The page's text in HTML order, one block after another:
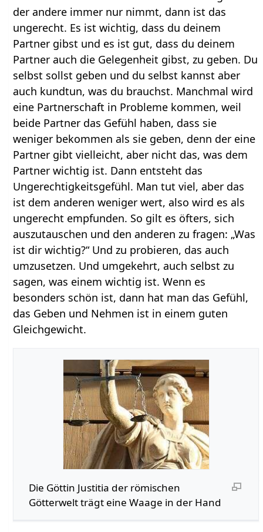
der andere immer nur nimmt, dann ist das
ungerecht. Es ist wichtig, dass du deinem
Partner gibst und es ist gut, dass du deinem
Partner auch die Gelegenheit gibst, zu geben. Du
selbst sollst geben und du selbst kannst aber
auch kundtun, was du brauchst. Manchmal wird
eine Partnerschaft in Probleme kommen, weil
beide Partner das Gefühl haben, dass sie
weniger bekommen als sie geben, denn der eine
Partner gibt vielleicht, aber nicht das, was dem
Partner wichtig ist. Dann entsteht das
Ungerechtigkeitsgefühl. Man tut viel, aber das
ist dem anderen weniger wert, also wird es als
ungerecht empfunden. So gilt es öfters, sich
auszutauschen und den anderen zu fragen: „Was
ist dir wichtig?“ Und zu probieren, das auch
umzusetzen. Und umgekehrt, auch selbst zu
sagen, was einem wichtig ist. Wenn es
besonders schön ist, dann hat man das Gefühl,
das Geben und Nehmen ist in einem guten
Gleichgewicht.
Die Göttin Justitia der römischen
Götterwelt trägt eine Waage in der Hand